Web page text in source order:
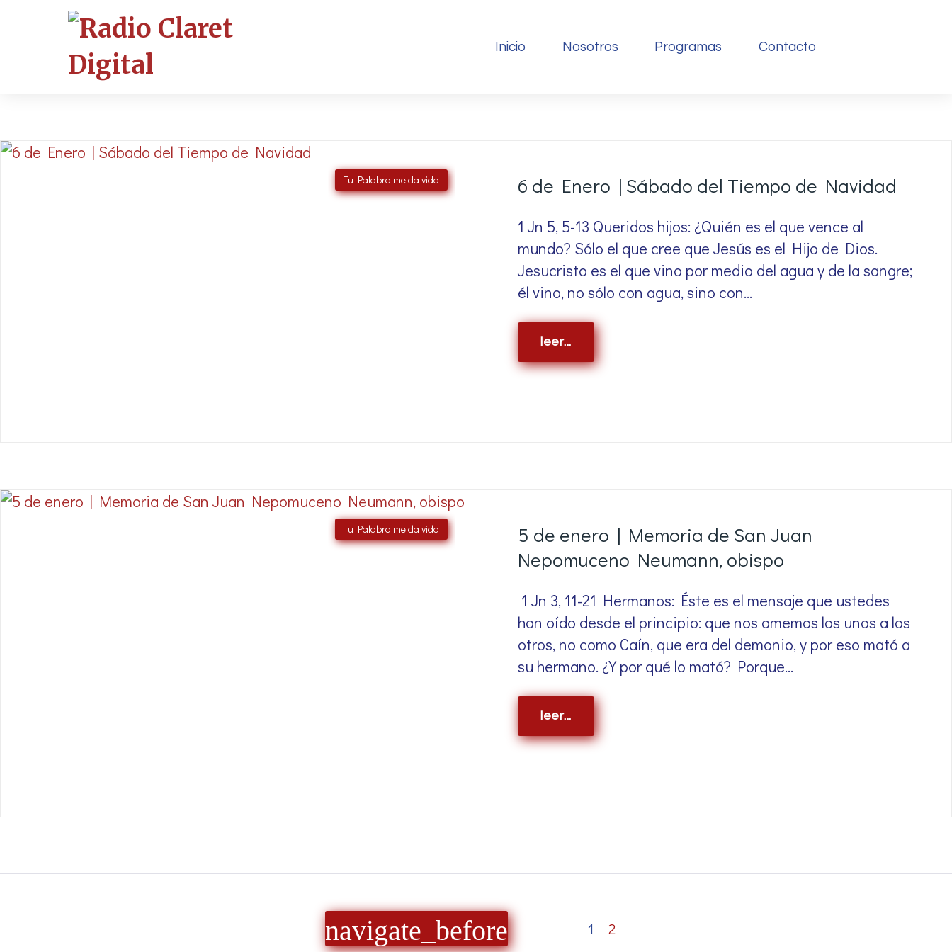
Inicio Nosotros Programas Contacto
Tu Palabra me da vida 6 de Enero | Sábado del Tiempo de Navidad
1 Jn 5, 5-13 Queridos hijos: ¿Quién es el que vence al
mundo? Sólo el que cree que Jesús es el Hijo de Dios.
Jesucristo es el que vino por medio del agua y de la sangre;
él vino, no sólo con agua, sino con…
leer...
Tu Palabra me da vida
5 de enero | Memoria de San Juan
Nepomuceno Neumann, obispo
1 Jn 3, 11-21 Hermanos: Éste es el mensaje que ustedes
han oído desde el principio: que nos amemos los unos a los
otros, no como Caín, que era del demonio, y por eso mató a
su hermano. ¿Y por qué lo mató? Porque…
leer...
navigate_before 1 2